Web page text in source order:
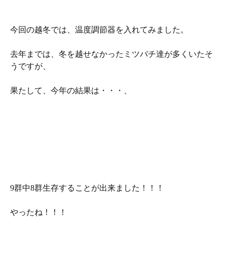
今回の越冬では、温度調節器を入れてみました。
去年までは、冬を越せなかったミツバチ達が多くいたそ
うですが、
果たして、今年の結果は・・・、
9群中8群生存することが出来ました！！！
やったね！！！